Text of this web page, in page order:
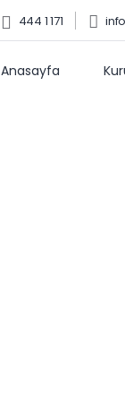
444 1 171
Anasayfa